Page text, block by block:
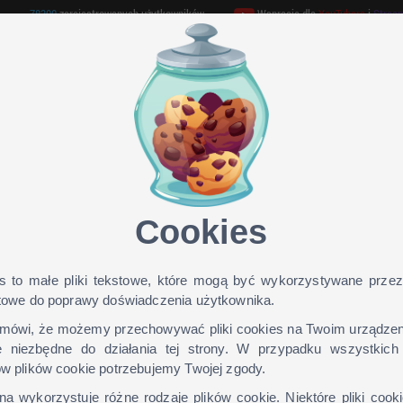
Cookies
to małe pliki tekstowe, które mogą być wykorzystywane
do poprawy doświadczenia użytkownika.
że możemy przechowywać pliki cookies na Twoim
niezbędne do działania tej strony. W przypadku wszystkich
plików cookie potrzebujemy Twojej zgody.
wykorzystuje różne rodzaje plików cookie. Niektóre pliki
78300zarejestrowanych użytkowników Wspracie dlaYouTuberai
TEAMSPEAK 3
dla wersji: 1.9, 1.8,
Jak zainstalować